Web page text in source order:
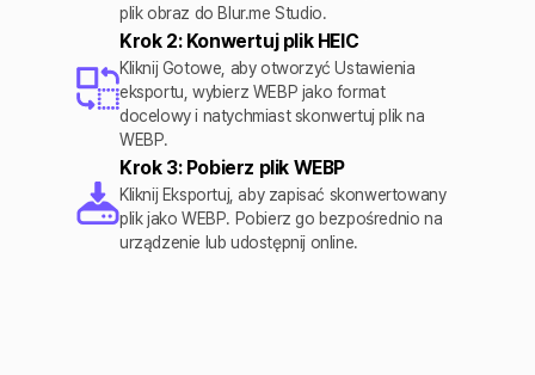
plik obraz do Blur.me Studio.
Krok 2: Konwertuj plik HEIC
Kliknij Gotowe, aby otworzyć Ustawienia
eksportu, wybierz WEBP jako format
docelowy i natychmiast skonwertuj plik na
WEBP.
Krok 3: Pobierz plik WEBP
Kliknij Eksportuj, aby zapisać skonwertowany
plik jako WEBP. Pobierz go bezpośrednio na
urządzenie lub udostępnij online.